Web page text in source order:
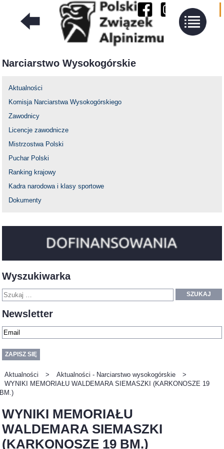
Narciarstwo Wysokogórskie
Aktualności
Komisja Narciarstwa Wysokogórskiego
Zawodnicy
Licencje zawodnicze
Mistrzostwa Polski
Puchar Polski
Ranking krajowy
Kadra narodowa i klasy sportowe
Dokumenty
Wyszukiwarka
SZUKAJ
Newsletter
Aktualności > Aktualności - Narciarstwo wysokogórskie
>
WYNIKI MEMORIAŁU WALDEMARA SIEMASZKI (KARKONOSZE 19
BM.)
WYNIKI MEMORIAŁU
WALDEMARA SIEMASZKI
(KARKONOSZE 19 BM.)